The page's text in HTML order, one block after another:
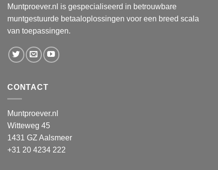
Muntproever.nl is gespecialiseerd in betrouwbare
muntgestuurde betaaloplossingen voor een breed scala
van toepassingen.
CONTACT
Muntproever.nl
Witteweg 45
1431 GZ Aalsmeer
+31 20 4234 222